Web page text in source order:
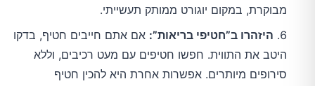
מבוקרת, במקום יוגורט ממותק תעשייתי.
היזהרו ב”חטיפי בריאות”: אם אתם חייבים חטיף, בדקו
היטב את התווית. חפשו חטיפים עם מעט רכיבים, וללא
סירופים מיותרים. אפשרות אחרת היא להכין חטיף